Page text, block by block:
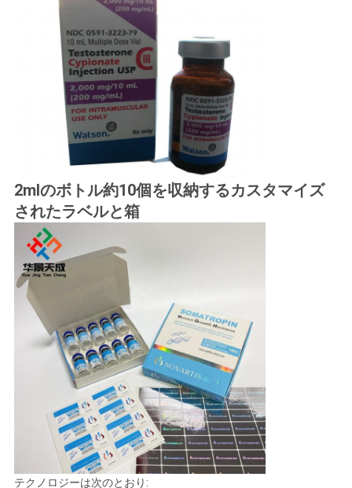
2mlのボトル約10個を収納するカスタマイズ
されたラベルと箱
テクノロジーは次のとおり: